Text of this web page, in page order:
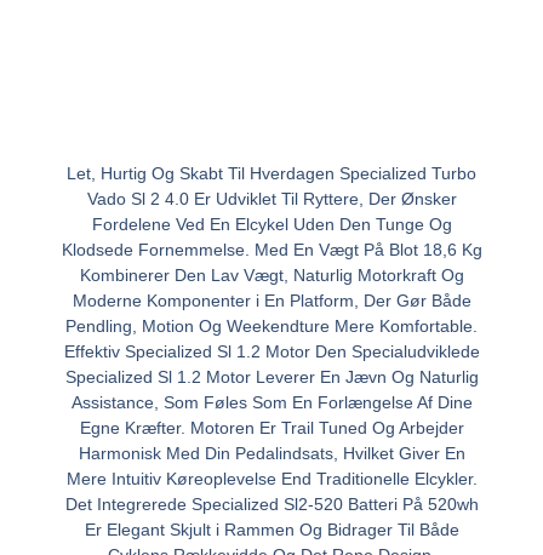
Let, Hurtig Og Skabt Til Hverdagen Specialized Turbo
Vado Sl 2 4.0 Er Udviklet Til Ryttere, Der Ønsker
Fordelene Ved En Elcykel Uden Den Tunge Og
Klodsede Fornemmelse. Med En Vægt På Blot 18,6 Kg
Kombinerer Den Lav Vægt, Naturlig Motorkraft Og
Moderne Komponenter i En Platform, Der Gør Både
Pendling, Motion Og Weekendture Mere Komfortable.
Effektiv Specialized Sl 1.2 Motor Den Specialudviklede
Specialized Sl 1.2 Motor Leverer En Jævn Og Naturlig
Assistance, Som Føles Som En Forlængelse Af Dine
Egne Kræfter. Motoren Er Trail Tuned Og Arbejder
Harmonisk Med Din Pedalindsats, Hvilket Giver En
Mere Intuitiv Køreoplevelse End Traditionelle Elcykler.
Det Integrerede Specialized Sl2-520 Batteri På 520wh
Er Elegant Skjult i Rammen Og Bidrager Til Både